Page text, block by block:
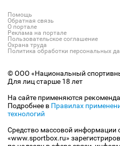
Помощь
Обратная связь
О портале
Реклама на портале
Пользовательское соглашение
Охрана труда
Политика обработки персональных
© ООО «Национальный
Для лиц старше 18 лет
На сайте применяются
Подробнее в Правилах
технологий
Средство массовой информации
«www.sportbox.ru»